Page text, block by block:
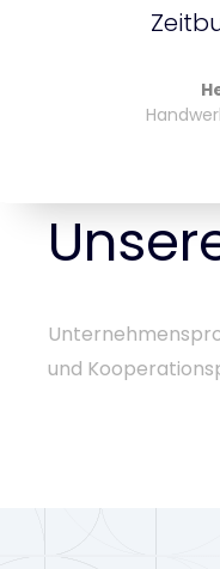
und